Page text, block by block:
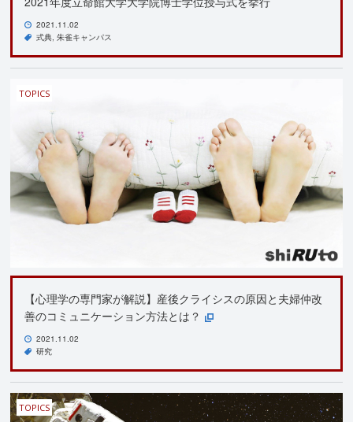
2021.11.02
式典 朱雀キャンパス
TOPICS
【心理学の専門家が解説】産後クライシスの原因と夫婦仲改
善のコミュニケーション方法とは？
2021.11.02
研究
TOPICS